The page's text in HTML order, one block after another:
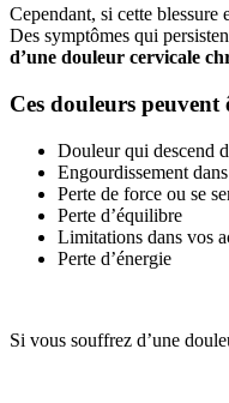
Cependant, si cette
Des symptômes qui
d’une douleur cervicale
Ces douleurs peuvent
Douleur qui descend
Engourdissement
Perte de force ou se
Perte d’équilibre
Limitations dans vos
Perte d’énergie
Si vous souffrez d’une